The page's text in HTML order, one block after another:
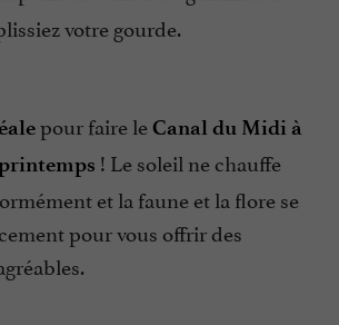
votre gourde.
pour faire leCanal du Midi à
! Le soleil ne chauffe
et la faune et la flore se
pour vous offrir des